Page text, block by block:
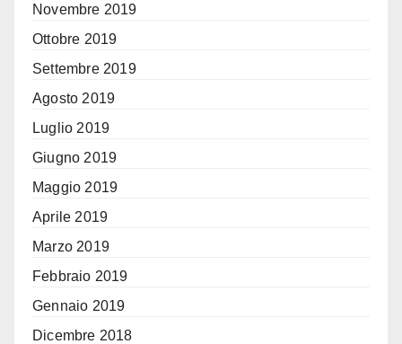
Novembre 2019
Ottobre 2019
Settembre 2019
Agosto 2019
Luglio 2019
Giugno 2019
Maggio 2019
Aprile 2019
Marzo 2019
Febbraio 2019
Gennaio 2019
Dicembre 2018